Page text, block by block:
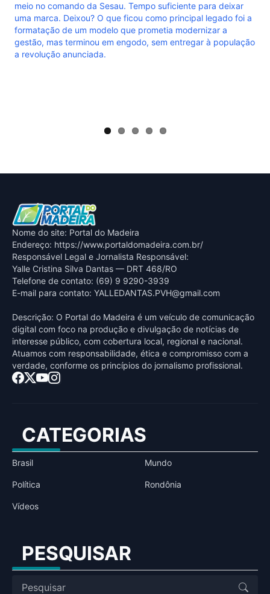
meio no comando da Sesau. Tempo suficiente para deixar
uma marca. Deixou? O que ficou como principal legado foi a
formatação de um modelo que prometia modernizar a
gestão, mas terminou em engodo, sem entregar à população
a revolução anunciada.
Nome do site: Portal do Madeira
Endereço: https://www.portaldomadeira.com.br/
Responsável Legal e Jornalista Responsável:
Yalle Cristina Silva Dantas — DRT 468/RO
Telefone de contato: (69) 9 9290-3939
E-mail para contato: YALLEDANTAS.PVH@gmail.com
Descrição: O Portal do Madeira é um veículo de comunicação
digital com foco na produção e divulgação de notícias de
interesse público, com cobertura local, regional e nacional.
Atuamos com responsabilidade, ética e compromisso com a
verdade, conforme os princípios do jornalismo profissional.
CATEGORIAS
Brasil Mundo
Política Rondônia
Vídeos
PESQUISAR